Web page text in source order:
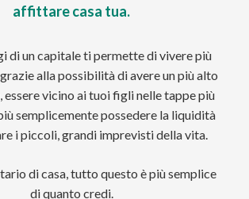
affittare casa tua.
di un capitale ti permette di vivere più
alla possibilità di avere un più alto
essere vicino ai tuoi figli nelle tappe più
semplicemente possedere la liquidità
i piccoli, grandi imprevisti della vita.
di casa, tutto questo è più semplice
di quanto credi.